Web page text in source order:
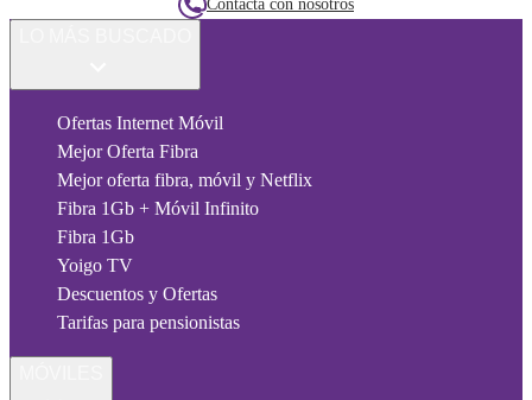
Contacta con nosotros
Ofertas Internet Móvil
Mejor Oferta Fibra
Mejor oferta fibra, móvil y Netflix
Fibra 1Gb + Móvil Infinito
Fibra 1Gb
Yoigo TV
Descuentos y Ofertas
Tarifas para pensionistas